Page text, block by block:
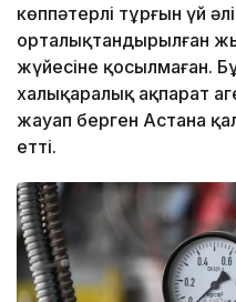
көппәтерлі тұрғын үй
орталықтандырылған
жүйесіне қосылмаған.
халықаралық ақпарат
жауап берген Астана
етті.